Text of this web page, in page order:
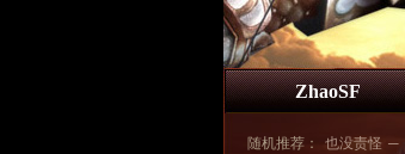
ZhaoSF
随机推荐： 也没责怪 ─